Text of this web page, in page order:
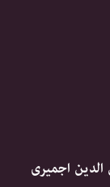
اجمیری